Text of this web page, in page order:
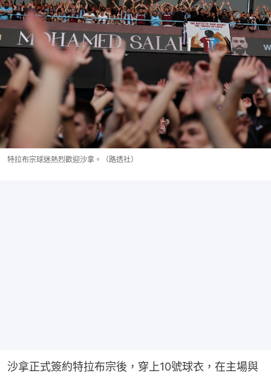
特拉布宗球迷熱烈歡迎沙拿。（路透社）
沙拿正式簽約特拉布宗後，穿上10號球衣，在主場與